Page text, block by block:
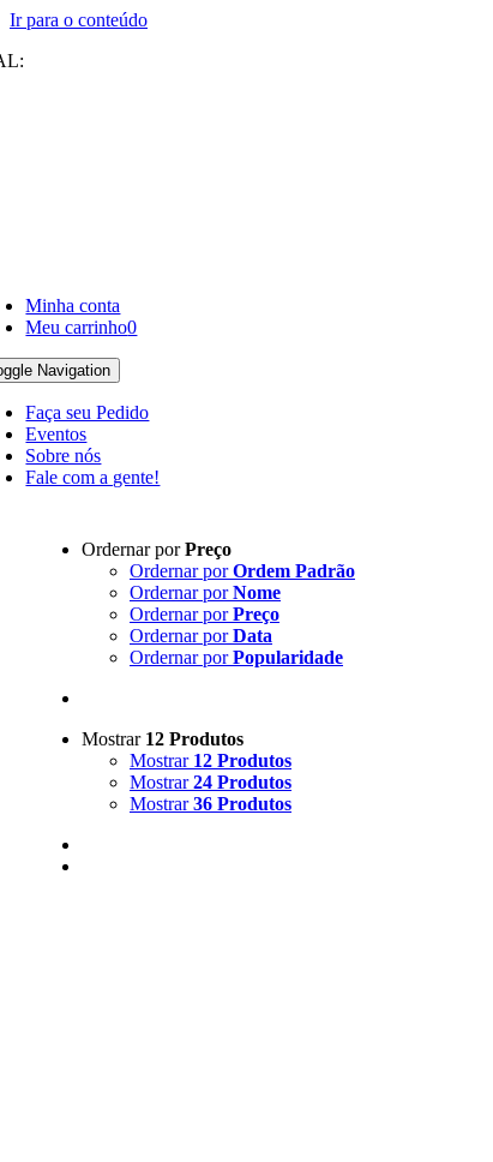
Ir para o conteúdo
Minha conta
Meu carrinho0
Navigation
Faça seu Pedido
Eventos
Sobre nós
Fale com a gente!
Ordernar porPreço
Ordernar porOrdem Padrão
Ordernar porNome
Ordernar porPreço
Ordernar porData
Ordernar porPopularidade
Mostrar 12 Produtos
Mostrar 12 Produtos
Mostrar24 Produtos
Mostrar36 Produtos